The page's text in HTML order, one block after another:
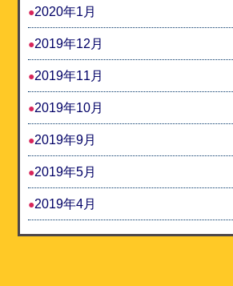
2020年1月
2019年12月
2019年11月
2019年10月
2019年9月
2019年5月
2019年4月